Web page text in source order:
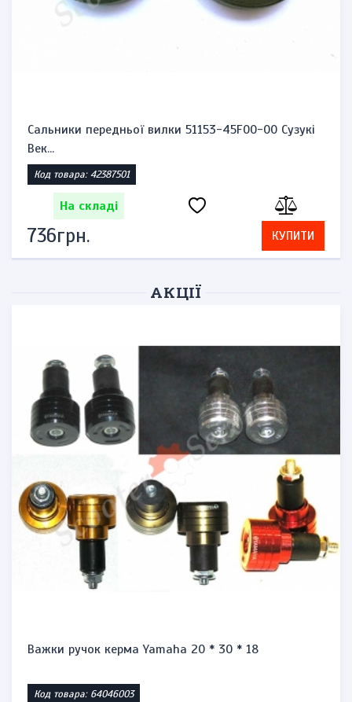
Сальники передньої вилки 51153-45F00-00 Сузукі
Век...
Код товара: 42387501
На складі
736грн. КУПИТИ
АКЦІЇ
Важки ручок керма Yamaha 20 * 30 * 18
Код товара: 64046003